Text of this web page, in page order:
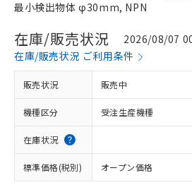
最小検出物体 φ30mm, NPN
在庫/販売状況
2026/08/07
在庫/販売状況 ご利用条件
販売状況 販売中
機種区分 受注生産機種
在庫状況
標準価格(税別) オープン価格